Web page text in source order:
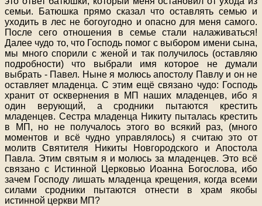
семьи. Батюшка прямо сказал что оставлять семью и
уходить в лес не богоугодно и опасно для меня самого.
После сего отношения в семье стали налаживаться!
Далее чудо то, что Господь помог с выбором имени сына,
мы много спорили с женой и так получилось (оставляю
подробности) что выбрали имя которое не думали
выбрать - Павел. Ныне я молюсь апостолу Павлу и он не
оставляет младенца. С этим ещё связано чудо: Господь
хранит от осквернения в МП наших младенцев, ибо я
один верующий, а сродники пытаются крестить
младенцев. Сестра младенца Никиту пыталась крестить
в МП, но не получалось этого во всякий раз, (много
моментов и всё чудно управлялось) я считаю это от
молитв Святителя Никиты Новгородского и Апостола
Павла. Этим святым я и молюсь за младенцев. Это всё
связано с Истинной Церковью Иоанна Богослова, ибо
зачем Господу лишать младенца крещения, когда всеми
силами сродники пытаются отнести в храм якобы
истинной церкви МП?